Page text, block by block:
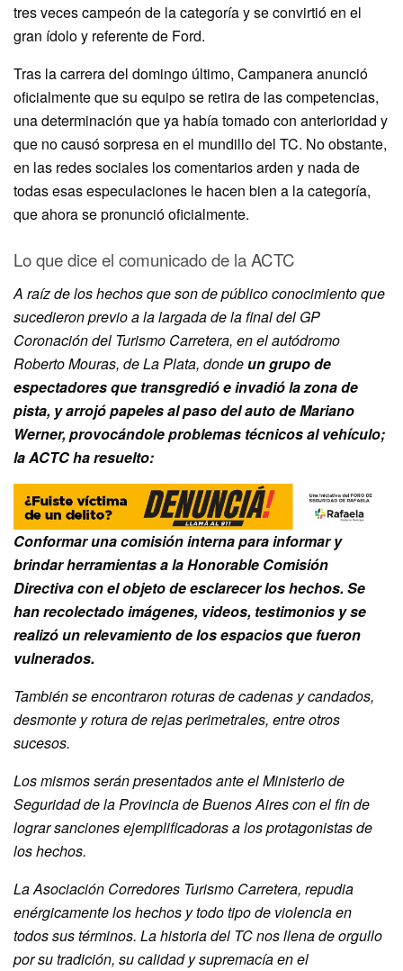
tres veces campeón de la categoría y se convirtió en el
gran ídolo y referente de Ford.
Tras la carrera del domingo último, Campanera anunció
oficialmente que su equipo se retira de las competencias,
una determinación que ya había tomado con anterioridad y
que no causó sorpresa en el mundillo del TC. No obstante,
en las redes sociales los comentarios arden y nada de
todas esas especulaciones le hacen bien a la categoría,
que ahora se pronunció oficialmente.
Lo que dice el comunicado de la ACTC
A raíz de los hechos que son de público conocimiento que
sucedieron previo a la largada de la final del GP
Coronación del Turismo Carretera, en el autódromo
Roberto Mouras, de La Plata, dondeun grupo de
espectadores que transgredió e invadió la zona de
pista, y arrojó papeles al paso del auto de Mariano
Werner, provocándole problemas técnicos al vehículo;
la ACTC ha resuelto:
Conformar una comisión interna para informar y
brindar herramientas a la Honorable Comisión
Directiva con el objeto de esclarecer los hechos. Se
han recolectado imágenes, videos, testimonios y se
realizó un relevamiento de los espacios que fueron
vulnerados.
También se encontraron roturas de cadenas y candados,
desmonte y rotura de rejas perimetrales, entre otros
sucesos.
Los mismos serán presentados ante el Ministerio de
Seguridad de la Provincia de Buenos Aires con el fin de
lograr sanciones ejemplificadoras a los protagonistas de
los hechos.
La Asociación Corredores Turismo Carretera, repudia
enérgicamente los hechos y todo tipo de violencia en
todos sus términos. La historia del TC nos llena de orgullo
por su tradición, su calidad y supremacía en el